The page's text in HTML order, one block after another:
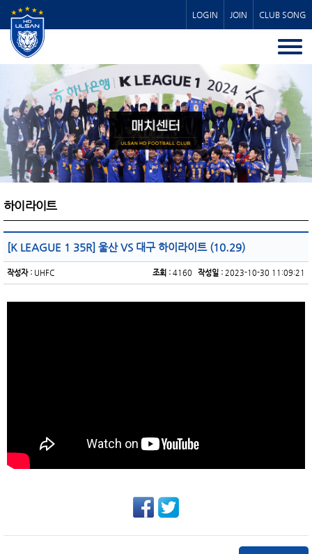
LOGIN JOIN CLUB SONG
하이라이트
[K LEAGUE 1 35R] 울산 VS 대구 하이라이트 (10.29)
작성자 : UHFC 작성일 : 2023-10-30 11:09:21
조회 : 4160